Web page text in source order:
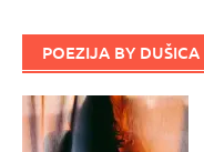
POEZIJA BY DUŠICA